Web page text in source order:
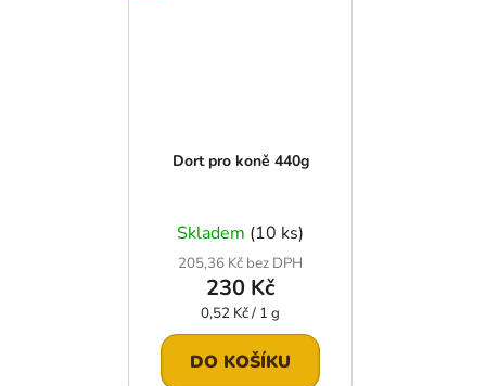
Dort pro koně 440g
Skladem (10 ks)
205,36 Kč bez DPH
230 Kč
Měrná
cena:
0,52 Kč / 1 g
DO KOŠÍKU